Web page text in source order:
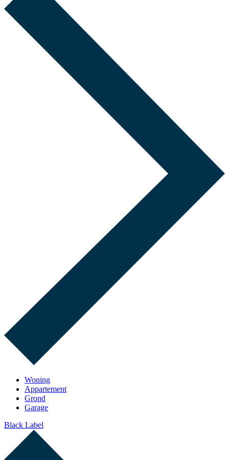
Woning
Appartement
Grond
Garage
Black Label